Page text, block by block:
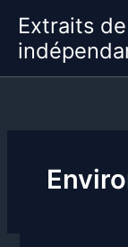
contenu
Extraits